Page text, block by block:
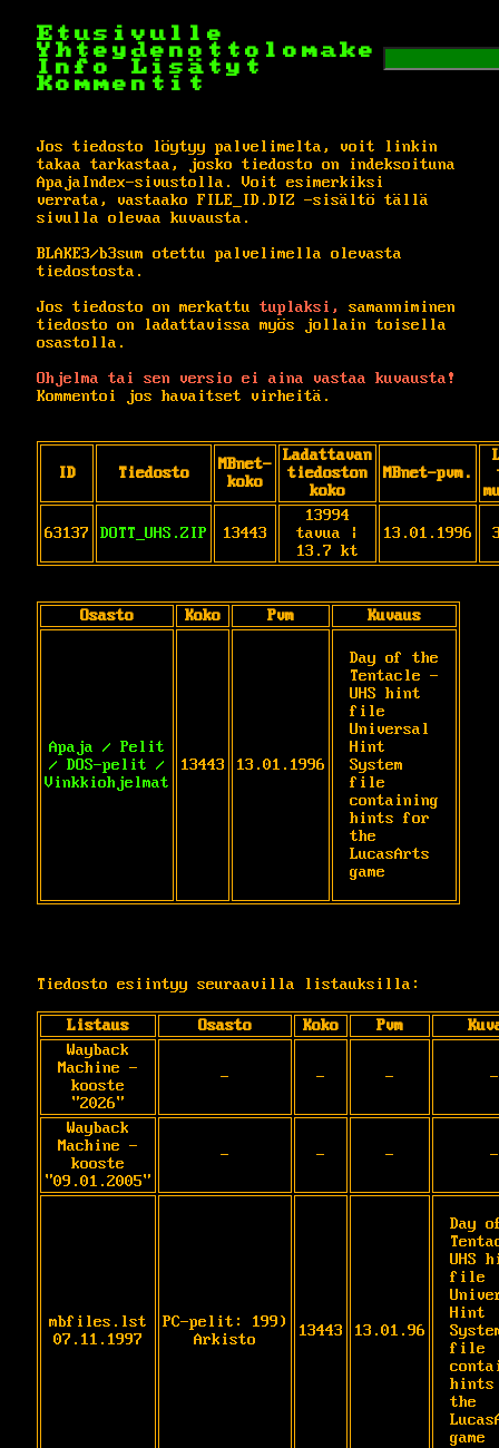
Etusivulle
Yhteydenottolomake
Info
Lisätyt
Kommentit
Jos tiedosto löytyy palvelimelta, voit linkin
takaa tarkastaa, josko tiedosto on indeksoituna
ApajaIndex-sivustolla. Voit esimerkiksi
verrata, vastaako FILE_ID.DIZ -sisältö tällä
sivulla olevaa kuvausta.
BLAKE3/b3sum otettu palvelimella olevasta
tiedostosta.
Jos tiedosto on merkattu tuplaksi,
samanniminen
tiedosto on ladattavissa myös jollain toisella
osastolla.
Ohjelma tai sen versio ei aina vastaa kuvausta!
Kommentoi jos havaitset virheitä.
ID Tiedosto
MBnet-
koko
Ladattavan
tiedoston
koko
MBnet-pvm.
63137 DOTT_UHS.ZIP 13443
13994
tavua |
13.7 kt
13.01.1996
Osasto Koko Pvm Kuvaus
Apaja / Pelit
/ DOS-pelit /
Vinkkiohjelmat
13443 13.01.1996
Day of the
Tentacle -
UHS hint
file
Universal
Hint
System
file
containing
hints for
the
LucasArts
game
Tiedosto esiintyy seuraavilla listauksilla:
Listaus Osasto Koko Pvm
Wayback
Machine -
kooste
"2026"
- - - -
Wayback
Machine -
kooste
"09.01.2005"
- - - -
mbfiles.lst
07.11.1997
PC-pelit: 199)
Arkisto
13443 13.01.96
Day
UHS
file
Hint
file
the
game